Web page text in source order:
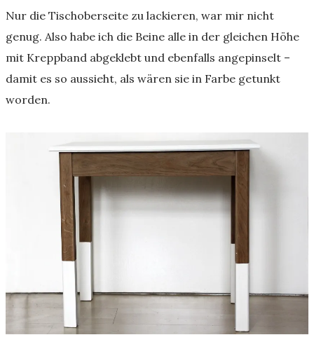
Nur die Tischoberseite zu lackieren, war mir nicht
genug. Also habe ich die Beine alle in der gleichen Höhe
mit Kreppband abgeklebt und ebenfalls angepinselt –
damit es so aussieht, als wären sie in Farbe getunkt
worden.